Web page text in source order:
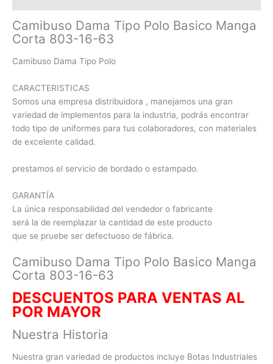
Camibuso Dama Tipo Polo Basico Manga
Corta 803-16-63
Camibuso Dama Tipo Polo
CARACTERISTICAS
Somos una empresa distribuidora , manejamos una gran
variedad de implementos para la industria, podrás encontrar
todo tipo de uniformes para tus colaboradores, con materiales
de excelente calidad.
prestamos el servicio de bordado o estampado.
GARANTÍA
La única responsabilidad del vendedor o fabricante
será la de reemplazar la cantidad de este producto
que se pruebe ser defectuoso de fábrica.
Camibuso Dama Tipo Polo Basico Manga
Corta 803-16-63
DESCUENTOS PARA VENTAS AL
POR MAYOR
Nuestra Historia
Nuestra gran variedad de productos incluye Botas Industriales